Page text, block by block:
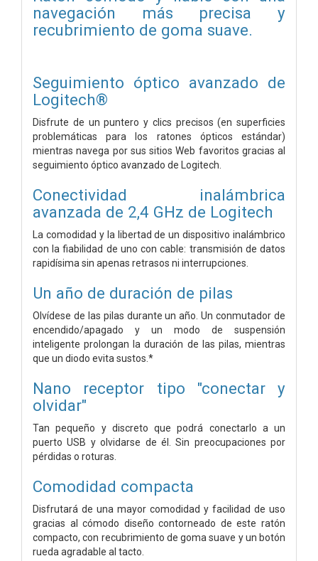
navegación más precisa y
recubrimiento de goma suave.
Seguimiento óptico avanzado de
Logitech®
Disfrute de un puntero y clics precisos (en superficies
problemáticas para los ratones ópticos estándar)
mientras navega por sus sitios Web favoritos gracias al
seguimiento óptico avanzado de Logitech.
Conectividad inalámbrica
avanzada de 2,4 GHz de Logitech
La comodidad y la libertad de un dispositivo inalámbrico
con la fiabilidad de uno con cable: transmisión de datos
rapidísima sin apenas retrasos ni interrupciones.
Un año de duración de pilas
Olvídese de las pilas durante un año. Un conmutador de
encendido/apagado y un modo de suspensión
inteligente prolongan la duración de las pilas, mientras
que un diodo evita sustos.*
Nano receptor tipo "conectar y
olvidar"
Tan pequeño y discreto que podrá conectarlo a un
puerto USB y olvidarse de él. Sin preocupaciones por
pérdidas o roturas.
Comodidad compacta
Disfrutará de una mayor comodidad y facilidad de uso
gracias al cómodo diseño contorneado de este ratón
compacto, con recubrimiento de goma suave y un botón
rueda agradable al tacto.